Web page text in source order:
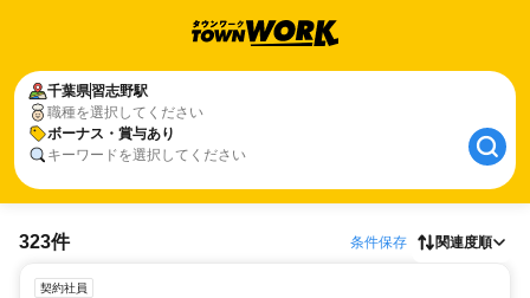
千葉県習志野駅
職種を選択してください
ボーナス・賞与あり
キーワードを選択してください
323件 条件保存 関連度順
契約社員